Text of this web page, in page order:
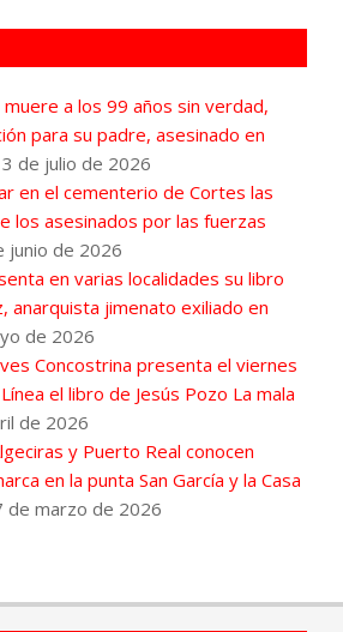
muere a los 99 años sin verdad,
para su padre, asesinado en
de julio de 2026
en el cementerio de Cortes las
los asesinados por las fuerzas
junio de 2026
en varias localidades su libro
anarquista jimenato exiliado en
de 2026
Concostrina presenta el viernes
el libro de Jesús Pozo La mala
de 2026
y Puerto Real conocen
en la punta San García y la Casa
de marzo de 2026